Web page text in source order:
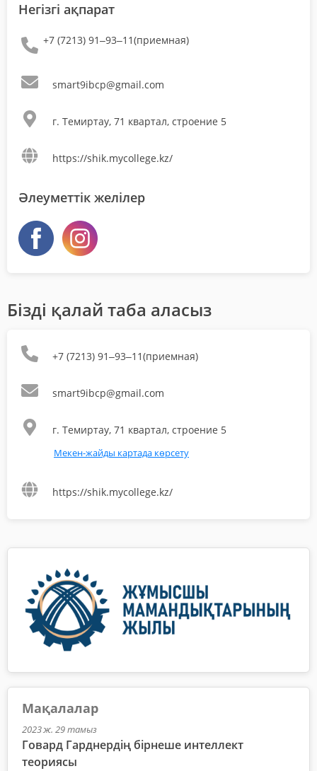
Негізгі ақпарат
+7 (7213) 91‒93‒11(приемная)
smart9ibcp@gmail.com
г. Темиртау, 71 квартал, строение 5
https://shik.mycollege.kz/
Әлеуметтік желілер
Бізді қалай таба аласыз
+7 (7213) 91‒93‒11(приемная)
smart9ibcp@gmail.com
г. Темиртау, 71 квартал, строение 5
Мекен-жайды картада көрсету
https://shik.mycollege.kz/
Мақалалар
2023 ж. 29 тамыз
Говард Гарднердің бірнеше интеллект
теориясы